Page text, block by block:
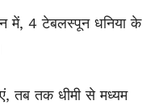
में, 4 टेबलस्पून धनिया के
तब तक धीमी से मध्यम